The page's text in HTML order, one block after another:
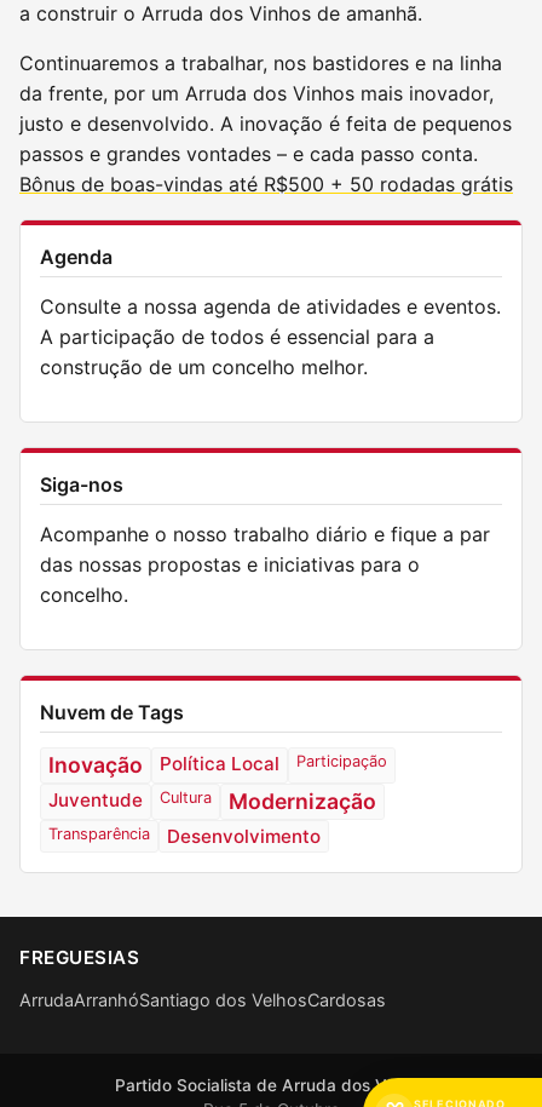
a construir o Arruda dos Vinhos de amanhã.
Continuaremos a trabalhar, nos bastidores e na linha
da frente, por um Arruda dos Vinhos mais inovador,
justo e desenvolvido. A inovação é feita de pequenos
passos e grandes vontades – e cada passo conta.
Bônus de boas-vindas até R$500 + 50 rodadas grátis
Agenda
Consulte a nossa agenda de atividades e eventos.
A participação de todos é essencial para a
construção de um concelho melhor.
Siga-nos
Acompanhe o nosso trabalho diário e fique a par
das nossas propostas e iniciativas para o
concelho.
Nuvem de Tags
Inovação Política Local Participação
Juventude Cultura Modernização
Transparência Desenvolvimento
FREGUESIAS
ArrudaArranhóSantiago dos VelhosCardosas
Partido Socialista de Arruda dos Vinhos
SELECIONADO